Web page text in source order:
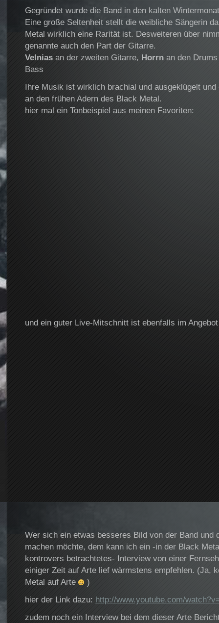
Gegründet wurde die Band in den kalten
Eine große Seltenheit stellt die weibliche Sängerin
Metal wirklich eine Rarität ist. Desweiteren über
genannte auch den Part der Gitarre.
Velniasan der zweiten Gitarre, Horrnan den
Bass
Ihre Musik ist wirklich brachial und ausgeklügelt
an den frühen Adern des Black Metal.
hier mal ein Tonbeispiel aus meinen Favoriten:
und ein guter Live-Mitschnitt ist ebenfalls im
Wer sich ein etwas besseres Bild von der Band und
machen möchte, dem kann ich ein -in der Black
kontrovers betrachtetes- Interview von einer
einiger Zeit auf Arte lief wärmstens empfehlen. (Ja,
Metal auf Arte
)
hier der Link dazu: http://www.youtube.com/
zudem noch ein Interview bei dem dieser Arte